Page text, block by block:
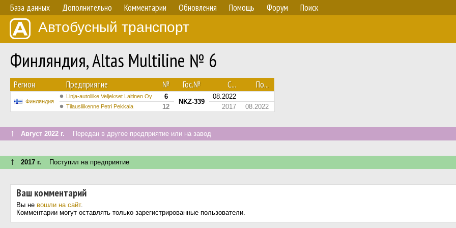
База данных Дополнительно Комментарии Обновления Помощь Форум Поиск
Автобусный транспорт
Финляндия, Altas Multiline № 6
Регион Предприятие № Гос.№ С... По...
Финляндия
Linja-autoliike Veljekset Laitinen Oy 6
NKZ-339
08.2022
Tilausliikenne Petri Pekkala 12 2017 08.2022
↑ Август 2022 г. Передан в другое предприятие или на завод
↑ 2017 г. Поступил на предприятие
Ваш комментарий
Вы не вошли на сайт.
Комментарии могут оставлять только зарегистрированные пользователи.